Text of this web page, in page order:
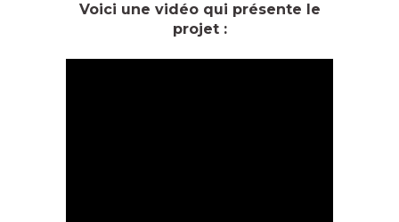
Voici une vidéo qui présente le
projet :